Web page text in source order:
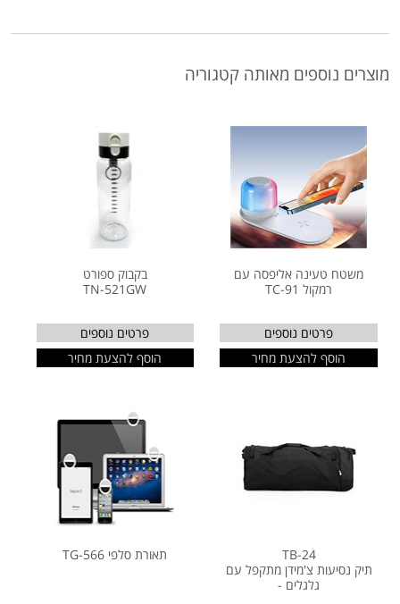
מוצרים נוספים מאותה קטגוריה
משטח טעינה אליפסה עם
רמקול TC-91
פרטים נוספים
הוסף להצעת מחיר
בקבוק ספורט
TN-521GW
פרטים נוספים
הוסף להצעת מחיר
TB-24
תיק נסיעות צ'מידן מתקפל עם
גלגלים -
תאורת סלפי TG-566